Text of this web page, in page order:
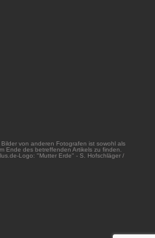
von anderen Fotografen ist sowohl als
Ende des betreffenden Artikels zu finden.
Logo: "Mutter Erde" - S. Hofschläger /